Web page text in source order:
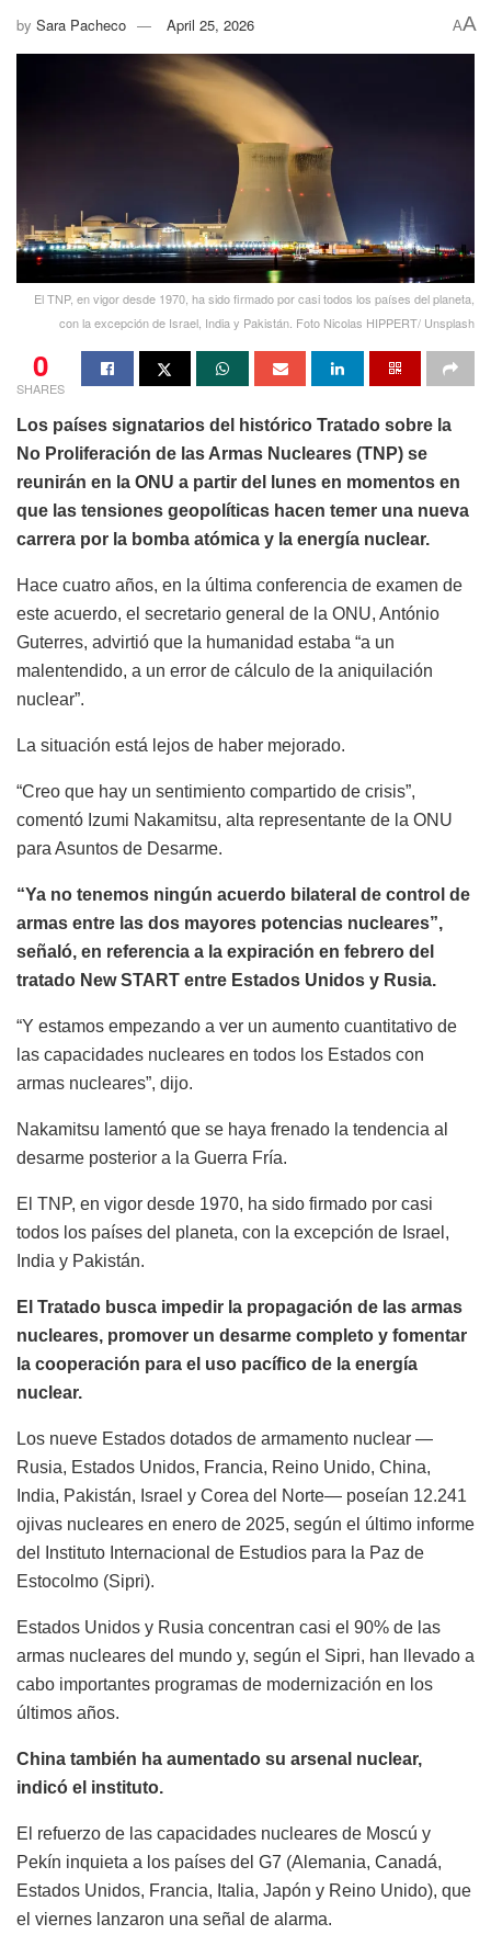
by Sara Pacheco April 25, 2026 AA
El TNP, en vigor desde 1970, ha sido firmado por casi todos los países del planeta,
con la excepción de Israel, India y Pakistán. Foto Nicolas HIPPERT/ Unsplash
0
SHARES
Los países signatarios del histórico Tratado sobre la
No Proliferación de las Armas Nucleares (TNP) se
reunirán en la ONU a partir del lunes en momentos en
que las tensiones geopolíticas hacen temer una nueva
carrera por la bomba atómica y la energía nuclear.
Hace cuatro años, en la última conferencia de examen de
este acuerdo, el secretario general de la ONU, António
Guterres, advirtió que la humanidad estaba “a un
malentendido, a un error de cálculo de la aniquilación
nuclear”.
La situación está lejos de haber mejorado.
“Creo que hay un sentimiento compartido de crisis”,
comentó Izumi Nakamitsu, alta representante de la ONU
para Asuntos de Desarme.
“Ya no tenemos ningún acuerdo bilateral de control de
armas entre las dos mayores potencias nucleares”,
señaló, en referencia a la expiración en febrero del
tratado New START entre Estados Unidos y Rusia.
“Y estamos empezando a ver un aumento cuantitativo de
las capacidades nucleares en todos los Estados con
armas nucleares”, dijo.
Nakamitsu lamentó que se haya frenado la tendencia al
desarme posterior a la Guerra Fría.
El TNP, en vigor desde 1970, ha sido firmado por casi
todos los países del planeta, con la excepción de Israel,
India y Pakistán.
El Tratado busca impedir la propagación de las armas
nucleares, promover un desarme completo y fomentar
la cooperación para el uso pacífico de la energía
nuclear.
Los nueve Estados dotados de armamento nuclear —
Rusia, Estados Unidos, Francia, Reino Unido, China,
India, Pakistán, Israel y Corea del Norte— poseían 12.241
ojivas nucleares en enero de 2025, según el último informe
del Instituto Internacional de Estudios para la Paz de
Estocolmo (Sipri).
Estados Unidos y Rusia concentran casi el 90% de las
armas nucleares del mundo y, según el Sipri, han llevado a
cabo importantes programas de modernización en los
últimos años.
China también ha aumentado su arsenal nuclear,
indicó el instituto.
El refuerzo de las capacidades nucleares de Moscú y
Pekín inquieta a los países del G7 (Alemania, Canadá,
Estados Unidos, Francia, Italia, Japón y Reino Unido), que
el viernes lanzaron una señal de alarma.